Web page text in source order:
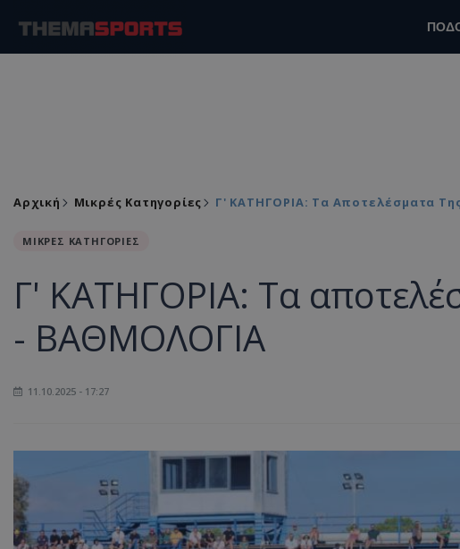
Αρχική Μικρές Κατηγορίες Γ' ΚΑΤΗΓΟΡΙΑ: Τα Αποτελέσματα
ΜΙΚΡΕΣ ΚΑΤΗΓΟΡΙΕΣ
Γ' ΚΑΤΗΓΟΡΙΑ: Τα
- ΒΑΘΜΟΛΟΓΙΑ
11.10.2025 - 17:27